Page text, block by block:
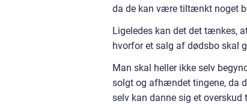
da de kan være tiltænkt noget
Ligeledes kan det det tænkes,
hvorfor et salg af dødsbo skal
Man skal heller ikke selv
solgt og afhændet tingene, da
selv kan danne sig et